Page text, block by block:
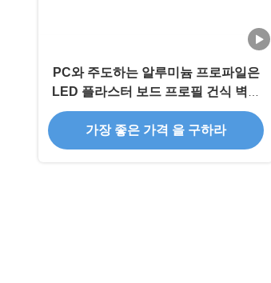
PC와 주도하는 알루미늄 프로파일은
LED 플라스터 보드 프로필 건식 벽체
석고 벽을 대신합니다
가장 좋은 가격 을 구하라